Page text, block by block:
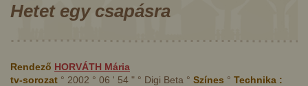
Hetet egy csapásra
Rendező HORVÁTH Mária
tv-sorozat ° 2002 ° 06 ' 54 " ° Digi Beta ° Színes ° Technika :